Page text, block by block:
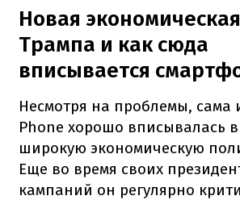
Новая
Трампа и как сюда
вписывается
Несмотря на проблемы, сама
Phone хорошо вписывалась
широкую экономическую
Еще во время своих
кампаний он регулярно